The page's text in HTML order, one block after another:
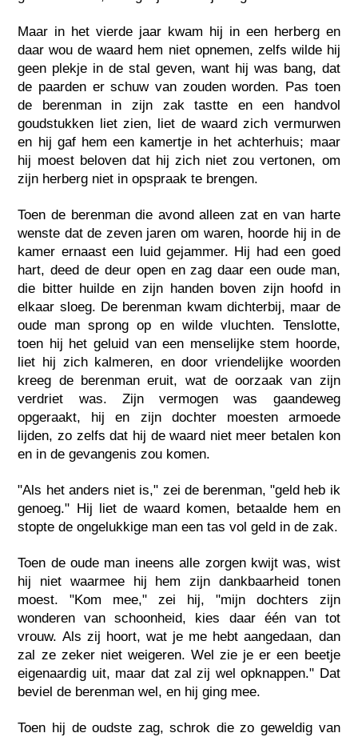
Maar in het vierde jaar kwam hij in een herberg en
daar wou de waard hem niet opnemen, zelfs wilde hij
geen plekje in de stal geven, want hij was bang, dat
de paarden er schuw van zouden worden. Pas toen
de berenman in zijn zak tastte en een handvol
goudstukken liet zien, liet de waard zich vermurwen
en hij gaf hem een kamertje in het achterhuis; maar
hij moest beloven dat hij zich niet zou vertonen, om
zijn herberg niet in opspraak te brengen.
Toen de berenman die avond alleen zat en van harte
wenste dat de zeven jaren om waren, hoorde hij in de
kamer ernaast een luid gejammer. Hij had een goed
hart, deed de deur open en zag daar een oude man,
die bitter huilde en zijn handen boven zijn hoofd in
elkaar sloeg. De berenman kwam dichterbij, maar de
oude man sprong op en wilde vluchten. Tenslotte,
toen hij het geluid van een menselijke stem hoorde,
liet hij zich kalmeren, en door vriendelijke woorden
kreeg de berenman eruit, wat de oorzaak van zijn
verdriet was. Zijn vermogen was gaandeweg
opgeraakt, hij en zijn dochter moesten armoede
lijden, zo zelfs dat hij de waard niet meer betalen kon
en in de gevangenis zou komen.
"Als het anders niet is," zei de berenman, "geld heb ik
genoeg." Hij liet de waard komen, betaalde hem en
stopte de ongelukkige man een tas vol geld in de zak.
Toen de oude man ineens alle zorgen kwijt was, wist
hij niet waarmee hij hem zijn dankbaarheid tonen
moest. "Kom mee," zei hij, "mijn dochters zijn
wonderen van schoonheid, kies daar één van tot
vrouw. Als zij hoort, wat je me hebt aangedaan, dan
zal ze zeker niet weigeren. Wel zie je er een beetje
eigenaardig uit, maar dat zal zij wel opknappen." Dat
beviel de berenman wel, en hij ging mee.
Toen hij de oudste zag, schrok die zo geweldig van